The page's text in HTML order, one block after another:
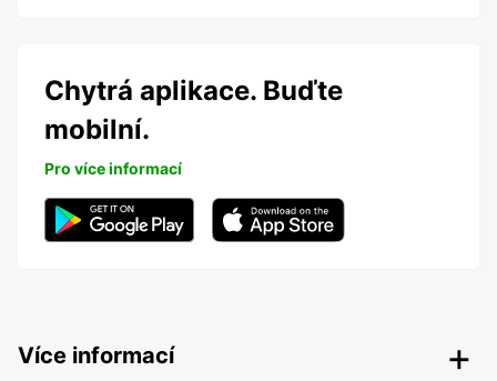
Chytrá aplikace. Buďte
mobilní.
Pro více informací
Více informací